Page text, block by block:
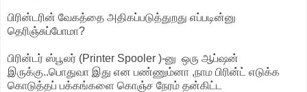
பிரின்டரின் வேகத்தை அதிகப்படுத்துறது எப்படின்னு
தெரிஞ்சுப்போமா?
பிரின்டர் ஸ்பூலர் (Printer Spooler )-னு ஒரு ஆப்ஷன்
இருக்கு..பொதுவா இது என பண்ணும்னா ,நாம பிரின்ட் எடுக்க
கொடுத்தப் பக்கங்களை கொஞ்ச நேரம் தன்கிட்ட